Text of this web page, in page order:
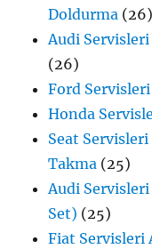
Doldurma (26)
Audi
(26)
Ford
Honda
Seat
Takma (25)
Audi
Set) (25)
Fiat Servisleri